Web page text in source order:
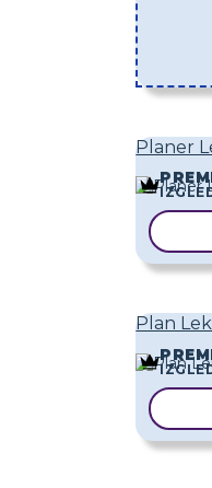
Planer
Plan